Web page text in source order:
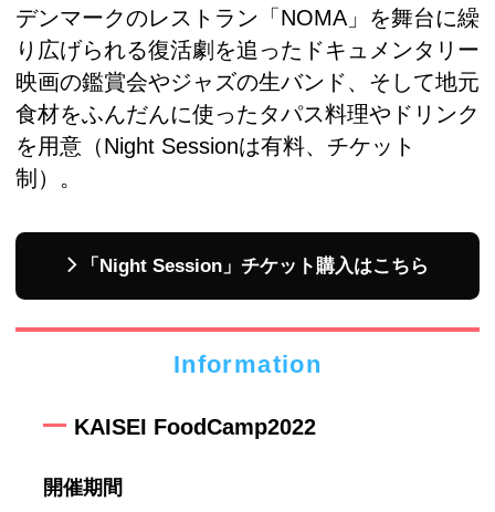
デンマークのレストラン「NOMA」を舞台に繰
り広げられる復活劇を追ったドキュメンタリー
映画の鑑賞会やジャズの生バンド、そして地元
食材をふんだんに使ったタパス料理やドリンク
を用意（Night Sessionは有料、チケット
制）。
「Night Session」チケット購入はこちら
Information
KAISEI FoodCamp2022
開催期間